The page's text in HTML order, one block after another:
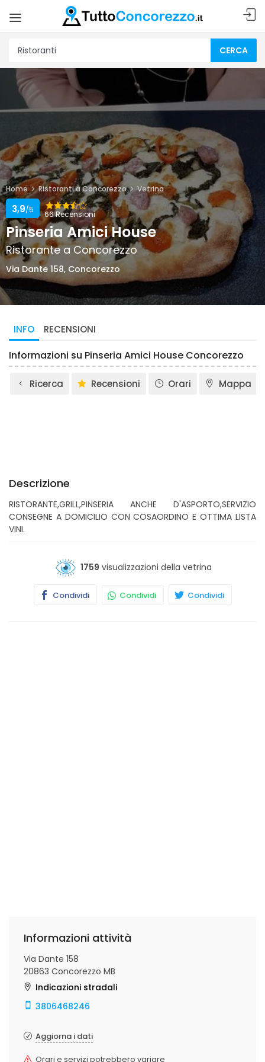
CERCA
Home Ristoranti a Concorezzo Vetrina
66 Recensioni
3,9/5
Pinseria Amici House
Ristorante a Concorezzo
Via Dante 158, Concorezzo
INFO RECENSIONI
Informazioni su Pinseria Amici House Concorezzo
Ricerca Recensioni Orari Mappa
Descrizione
RISTORANTE,GRILL,PINSERIA ANCHE D'ASPORTO,SERVIZIO
CONSEGNE A DOMICILIO CON COSAORDINO E OTTIMA LISTA
VINI.
1759 visualizzazioni della vetrina
Condividi Condividi Condividi
Informazioni attività
Via Dante 158
20863 Concorezzo MB
Indicazioni stradali
3806468246
Aggiorna i dati
Orari e servizi potrebbero variare